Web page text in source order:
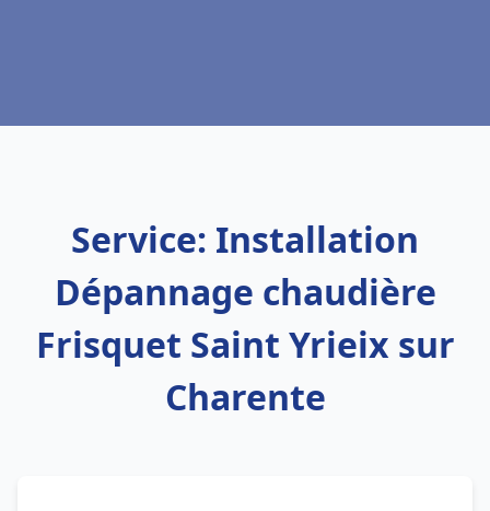
Service: Installation
Dépannage chaudière
Frisquet Saint Yrieix sur
Charente